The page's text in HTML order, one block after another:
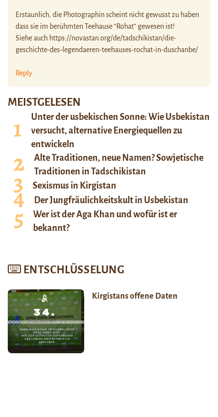
MEISTGELESEN
Unter der usbekischen Sonne: Wie Usbekistan
versucht, alternative Energiequellen zu
entwickeln
Alte Traditionen, neue Namen? Sowjetische
Traditionen in Tadschikistan
Sexismus in Kirgistan
Der Jungfräulichkeitskult in Usbekistan
Wer ist der Aga Khan und wofür ist er
bekannt?
ENTSCHLÜSSELUNG
Kirgistans offene Daten
Erstaunlich, die Photographin scheint nicht gewusst zu haben
dass sie im berühmten Teehause “Rohat” gewesen ist!
Siehe auch https://novastan.org/de/tadschikistan/die-
geschichte-des-legendaeren-teehauses-rochat-in-duschanbe/
Reply